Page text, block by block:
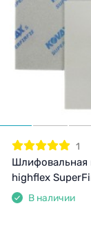
1
Шлифовальная
highflex
В наличии